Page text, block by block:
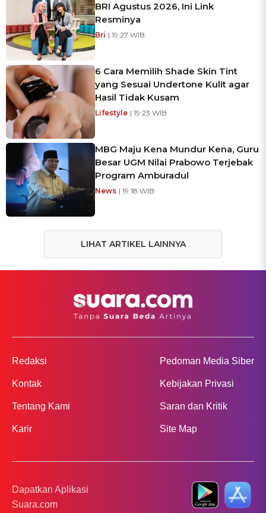
BRI Agustus 2026, Ini Link
Resminya
Bri | 19:27 WIB
6 Cara Memilih Shade Skin Tint
yang Sesuai Undertone Kulit agar
Hasil Tidak Kusam
Lifestyle | 19:23 WIB
MBG Maju Kena Mundur Kena, Guru
Besar UGM Nilai Prabowo Terjebak
Program Amburadul
News | 19:18 WIB
LIHAT ARTIKEL LAINNYA
Redaksi
Kontak
Tentang Kami
Karir
Pedoman Media Siber
Kebijakan Privasi
Saran dan Kritik
Site Map
Dapatkan Aplikasi
Suara.com